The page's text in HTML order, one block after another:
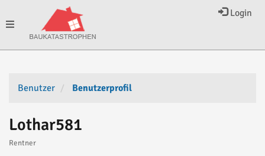
Login
Toggle
Benutzer
Benutzerprofil
Lothar581
Rentner